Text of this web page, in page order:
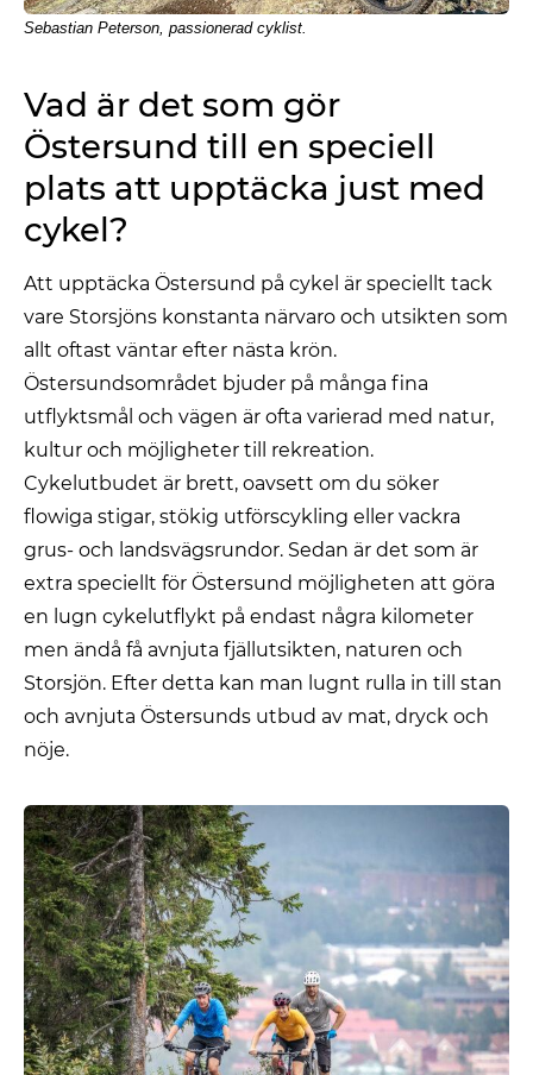
Sebastian Peterson, passionerad cyklist.
Vad är det som gör
Östersund till en speciell
plats att upptäcka just med
cykel?
Att upptäcka Östersund på cykel är speciellt tack
vare Storsjöns konstanta närvaro och utsikten som
allt oftast väntar efter nästa krön.
Östersundsområdet bjuder på många fina
utflyktsmål och vägen är ofta varierad med natur,
kultur och möjligheter till rekreation.
Cykelutbudet är brett, oavsett om du söker
flowiga stigar, stökig utförscykling eller vackra
grus- och landsvägsrundor. Sedan är det som är
extra speciellt för Östersund möjligheten att göra
en lugn cykelutflykt på endast några kilometer
men ändå få avnjuta fjällutsikten, naturen och
Storsjön. Efter detta kan man lugnt rulla in till stan
och avnjuta Östersunds utbud av mat, dryck och
nöje.